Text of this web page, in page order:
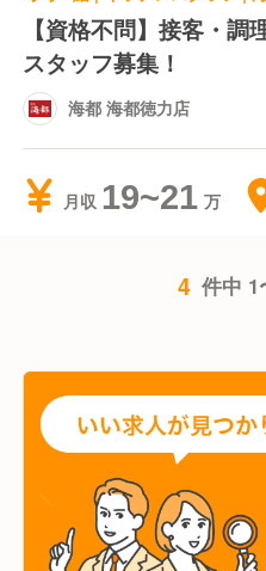
【資格不問】接客・
スタッフ募集！
海都 海都徳力店
月収 19~21
4 件中 1